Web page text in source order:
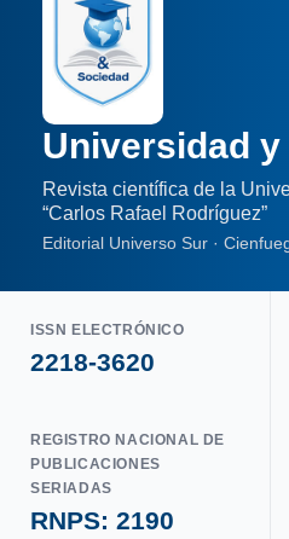
Universidad y
Revista científica de la
“Carlos Rafael Rodríguez”
Editorial Universo Sur ·
ISSN ELECTRÓNICO
2218-3620
REGISTRO NACIONAL DE
PUBLICACIONES
SERIADAS
RNPS: 2190